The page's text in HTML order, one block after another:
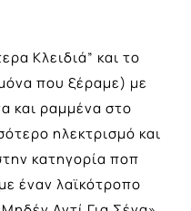
Κλειδιά” και το
που ξέραμε) με
και ραμμένα στο
ηλεκτρισμό και
κατηγορία ποπ
έναν λαϊκότροπο